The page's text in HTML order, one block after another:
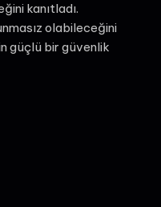
kanıtladı.
olabileceğini
güçlü bir güvenlik